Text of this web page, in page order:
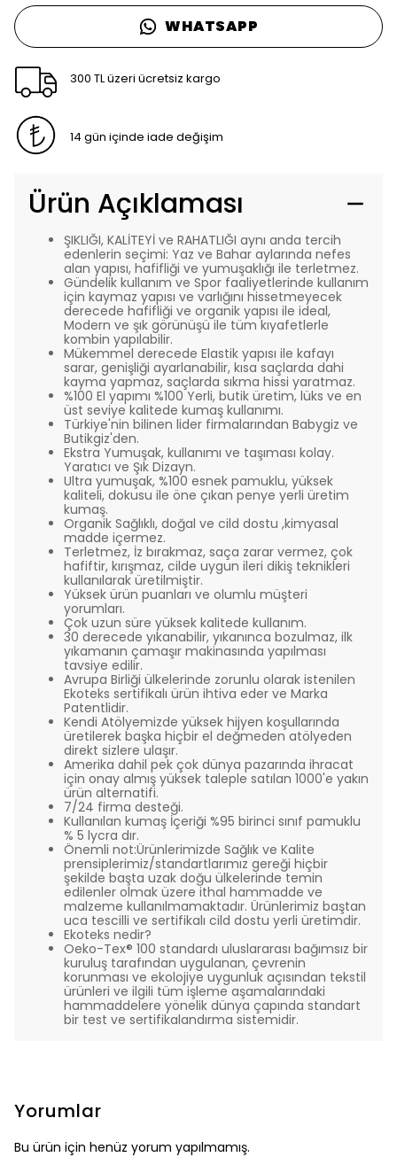
WHATSAPP
300 TL üzeri ücretsiz kargo
14 gün içinde iade değişim
Ürün Açıklaması
ŞIKLIĞI, KALİTEYİ ve RAHATLIĞI aynı anda tercih
edenlerin seçimi: Yaz ve Bahar aylarında nefes
alan yapısı, hafifliği ve yumuşaklığı ile terletmez.
Gündelik kullanım ve Spor faaliyetlerinde kullanım
için kaymaz yapısı ve varlığını hissetmeyecek
derecede hafifliği ve organik yapısı ile ideal,
Modern ve şık görünüşü ile tüm kıyafetlerle
kombin yapılabilir.
Mükemmel derecede Elastik yapısı ile kafayı
sarar, genişliği ayarlanabilir, kısa saçlarda dahi
kayma yapmaz, saçlarda sıkma hissi yaratmaz.
%100 El yapımı %100 Yerli, butik üretim, lüks ve en
üst seviye kalitede kumaş kullanımı.
Türkiye'nin bilinen lider firmalarından Babygiz ve
Butikgiz'den.
Ekstra Yumuşak, kullanımı ve taşıması kolay.
Yaratıcı ve Şık Dizayn.
Ultra yumuşak, %100 esnek pamuklu, yüksek
kaliteli, dokusu ile öne çıkan penye yerli üretim
kumaş.
Organik Sağlıklı, doğal ve cild dostu ,kimyasal
madde içermez.
Terletmez, İz bırakmaz, saça zarar vermez, çok
hafiftir, kırışmaz, cilde uygun ileri dikiş teknikleri
kullanılarak üretilmiştir.
Yüksek ürün puanları ve olumlu müşteri
yorumları.
Çok uzun süre yüksek kalitede kullanım.
30 derecede yıkanabilir, yıkanınca bozulmaz, ilk
yıkamanın çamaşır makinasında yapılması
tavsiye edilir.
Avrupa Birliği ülkelerinde zorunlu olarak istenilen
Ekoteks sertifikalı ürün ihtiva eder ve Marka
Patentlidir.
Kendi Atölyemizde yüksek hijyen koşullarında
üretilerek başka hiçbir el değmeden atölyeden
direkt sizlere ulaşır.
Amerika dahil pek çok dünya pazarında ihracat
için onay almış yüksek taleple satılan 1000'e yakın
ürün alternatifi.
7/24 firma desteği.
Kullanılan kumaş İçeriği %95 birinci sınıf pamuklu
% 5 lycra dır.
Önemli not:Ürünlerimizde Sağlık ve Kalite
prensiplerimiz/standartlarımız gereği hiçbir
şekilde başta uzak doğu ülkelerinde temin
edilenler olmak üzere ithal hammadde ve
malzeme kullanılmamaktadır. Ürünlerimiz baştan
uca tescilli ve sertifikalı cild dostu yerli üretimdir.
Ekoteks nedir?
Oeko-Tex® 100 standardı uluslararası bağımsız bir
kuruluş tarafından uygulanan, çevrenin
korunması ve ekolojiye uygunluk açısından tekstil
ürünleri ve ilgili tüm işleme aşamalarındaki
hammaddelere yönelik dünya çapında standart
bir test ve sertifikalandırma sistemidir.
Yorumlar
Bu ürün için henüz yorum yapılmamış.